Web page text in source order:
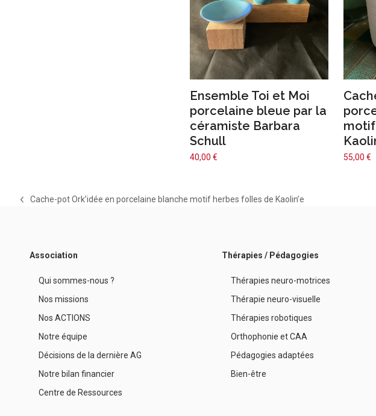
Ensemble Toi et Moi
porcelaine bleue par la
céramiste Barbara
Schull
40,00 € 55,00 €
previous
Cache-pot Ork’idée en porcelaine blanche motif herbes folles de Kaolin’e
Association
Qui sommes-nous ?
Nos missions
Nos ACTIONS
Notre équipe
Décisions de la dernière AG
Notre bilan financier
Centre de Ressources
Thérapies / Pédagogies
Thérapies neuro-motrices
Thérapie neuro-visuelle
Thérapies robotiques
Orthophonie et CAA
Pédagogies adaptées
Bien-être